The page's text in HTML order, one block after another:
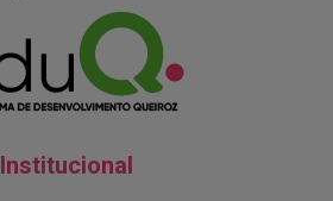
Institucional